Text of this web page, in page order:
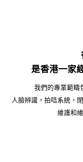
是香港一家
我們的專業範疇
人臉辨識，拍咭系統，
維護和